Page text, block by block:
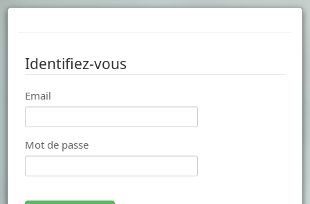
Identifiez-vous
Email
Mot de passe